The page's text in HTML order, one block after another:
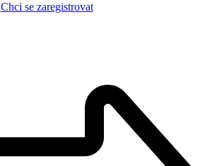
Chci se zaregistrovat